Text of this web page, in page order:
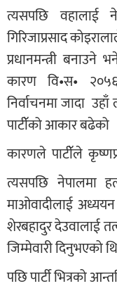
त्यसपछि वहालाई
गिरिजाप्रसाद
प्रधानमन्त्री बनाउने
कारण वि•स•
निर्वाचनमा जादा
पाटीॅको आकार बढेको
कारणले पाटीॅले
त्यसपछि नेपालमा
माओवादीलाई अध्ययन
शेरबहादुर देउवालाई
जिम्मेवारी दिनुभएको
पछि पार्टी भित्रको